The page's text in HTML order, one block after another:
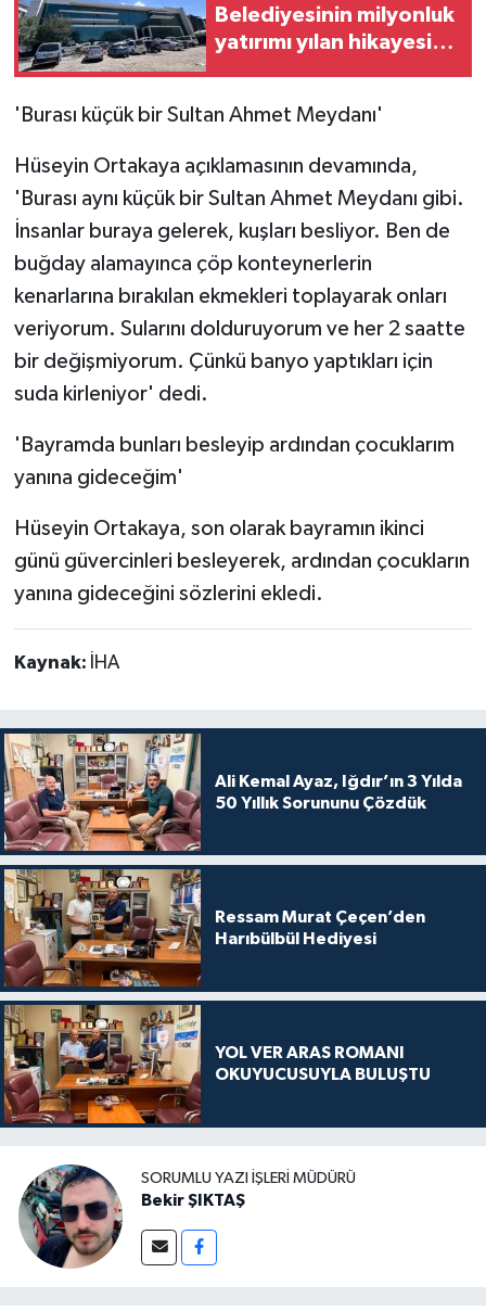
Belediyesinin milyonluk
yatırımı yılan hikayesine
'Burası küçük bir Sultan Ahmet Meydanı'
Hüseyin Ortakaya açıklamasının devamında,
'Burası aynı küçük bir Sultan Ahmet Meydanı gibi.
İnsanlar buraya gelerek, kuşları besliyor. Ben de
buğday alamayınca çöp konteynerlerin
kenarlarına bırakılan ekmekleri toplayarak onları
veriyorum. Sularını dolduruyorum ve her 2 saatte
bir değişmiyorum. Çünkü banyo yaptıkları için
suda kirleniyor' dedi.
'Bayramda bunları besleyip ardından çocuklarım
yanına gideceğim'
Hüseyin Ortakaya, son olarak bayramın ikinci
günü güvercinleri besleyerek, ardından çocukların
yanına gideceğini sözlerini ekledi.
Kaynak: İHA
Ali Kemal Ayaz, Iğdır’ın 3 Yılda
50 Yıllık Sorununu Çözdük
Ressam Murat Çeçen’den
Harıbülbül Hediyesi
YOL VER ARAS ROMANI
OKUYUCUSUYLA BULUŞTU
SORUMLU YAZI İŞLERI MÜDÜRÜ
Bekir ŞIKTAŞ